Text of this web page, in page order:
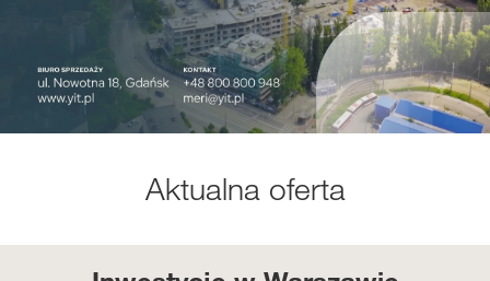
Aktualna oferta